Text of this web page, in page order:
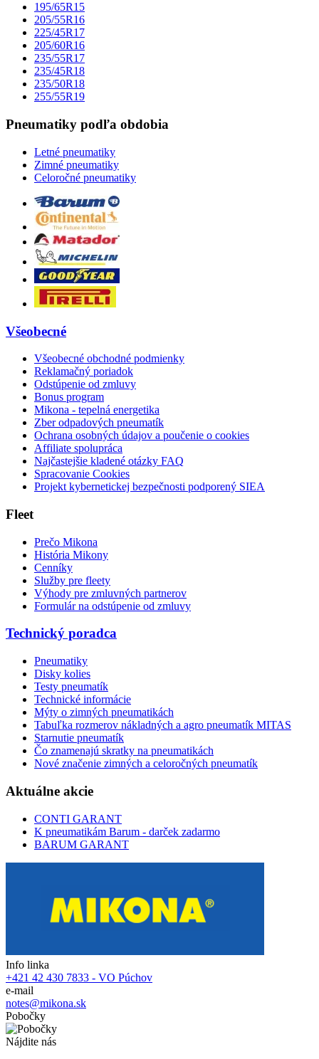
195/65R15
205/55R16
225/45R17
205/60R16
235/55R17
235/45R18
235/50R18
255/55R19
Pneumatiky podľa obdobia
Letné pneumatiky
Zimné pneumatiky
Celoročné pneumatiky
Všeobecné
Všeobecné obchodné podmienky
Reklamačný poriadok
Odstúpenie od zmluvy
Bonus program
Mikona - tepelná energetika
Zber odpadových pneumatík
Ochrana osobných údajov a poučenie o cookies
Affiliate spolupráca
Najčastejšie kladené otázky FAQ
Spracovanie Cookies
Projekt kybernetickej bezpečnosti podporený SIEA
Fleet
Prečo Mikona
História Mikony
Cenníky
Služby pre fleety
Výhody pre zmluvných partnerov
Formulár na odstúpenie od zmluvy
Technický poradca
Pneumatiky
Disky kolies
Testy pneumatík
Technické informácie
Mýty o zimných pneumatikách
Tabuľka rozmerov nákladných a agro pneumatík MITAS
Starnutie pneumatík
Čo znamenajú skratky na pneumatikách
Nové značenie zimných a celoročných pneumatík
Aktuálne akcie
CONTI GARANT
K pneumatikám Barum - darček zadarmo
BARUM GARANT
Info linka
+421 42 430 7833 - VO Púchov
e-mail
notes@mikona.sk
Pobočky
Nájdite nás